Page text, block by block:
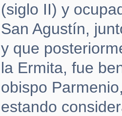
(siglo II) y
San Agustín,
y que
la Ermita, fue
obispo
estando